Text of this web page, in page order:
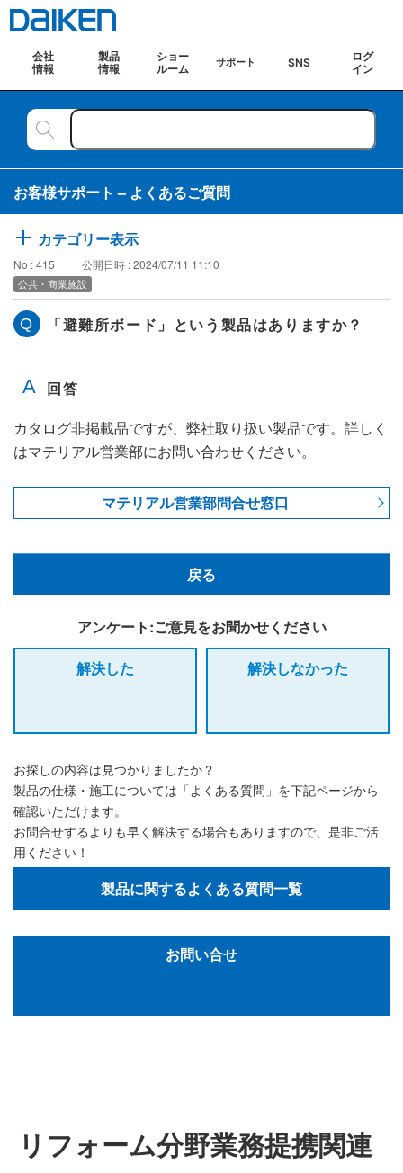
会社
情報
製品
情報
ショー
ルーム
サポート SNS
ログ
イン
お客様サポート – よくあるご質問
カテゴリー表示
No : 415 公開日時 : 2024/07/11 11:10
公共・商業施設
「避難所ボード」という製品はありますか？
カタログ非掲載品ですが、弊社取り扱い製品です。詳しく
はマテリアル営業部にお問い合わせください。
マテリアル営業部問合せ窓口
戻る
アンケート:ご意見をお聞かせください
解決した
解決しなかった
お探しの内容は見つかりましたか？
製品の仕様・施工については「よくある質問」を下記ページから
確認いただけます。
お問合せするよりも早く解決する場合もありますので、是非ご活
用ください！
製品に関するよくある質問一覧
お問い合せ
リフォーム分野業務提携関連